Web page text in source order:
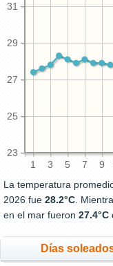
1 3 5 7 9
23
25
27
29
31
La temperatura
2026 fue 28.2°C.
en el mar fueron 27.4°C
Días